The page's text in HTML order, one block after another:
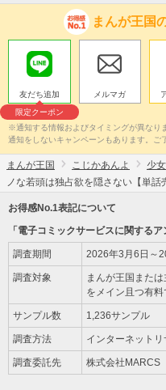
まんが王国
友だち追加
限定クーポン
メルマガ
※通知する情報およびタイミングが異なり
通知をしないキャンペーンもあります。ご
まんが王国 こじかあんよ 少
ノな若頭は独占欲を隠さない【単話
お得感No.1表記について
「電子コミックサービスに関するア
調査期間 2026年3月6日～
調査対象
まんが王国また
をメイン且つ有
サンプル数 1,236サンプル
調査方法 インターネットリ
調査委託先 株式会社MARCS